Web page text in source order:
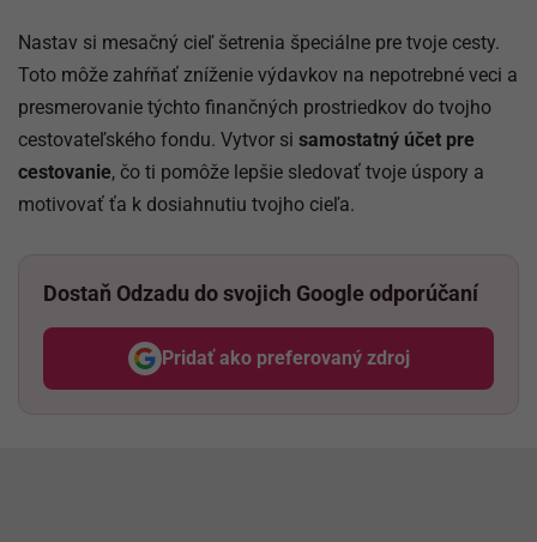
Nastav si mesačný cieľ šetrenia špeciálne pre tvoje cesty.
Toto môže zahŕňať zníženie výdavkov na nepotrebné veci a
presmerovanie týchto finančných prostriedkov do tvojho
cestovateľského fondu. Vytvor si samostatný účet pre
cestovanie, čo ti pomôže lepšie sledovať tvoje úspory a
motivovať ťa k dosiahnutiu tvojho cieľa.
Dostaň Odzadu do svojich Google odporúčaní
Pridať ako preferovaný zdroj
Odzadu, odkaz sa otvorí v